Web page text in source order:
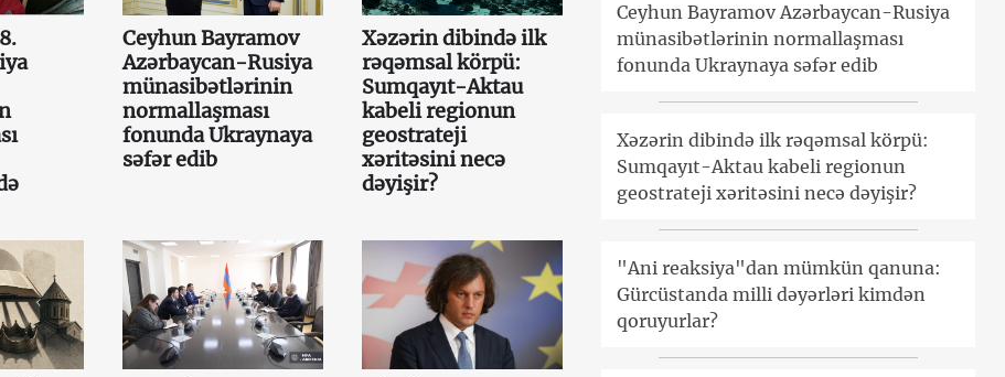
Ceyhun Bayramov
Azərbaycan-Rusiya
münasibətlərinin
normallaşması
fonunda Ukraynaya
səfər edib
Xəzərin dibində ilk
rəqəmsal körpü:
Sumqayıt-Aktau
kabeli regionun
geostrateji
xəritəsini necə
dəyişir?
Ceyhun Bayramov Azərbaycan-Rusiya
münasibətlərinin normallaşması
fonunda Ukraynaya səfər edib
Xəzərin dibində ilk rəqəmsal körpü:
Sumqayıt-Aktau kabeli regionun
geostrateji xəritəsini necə dəyişir?
"Ani reaksiya"dan mümkün qanuna:
Gürcüstanda milli dəyərləri kimdən
qoruyurlar?